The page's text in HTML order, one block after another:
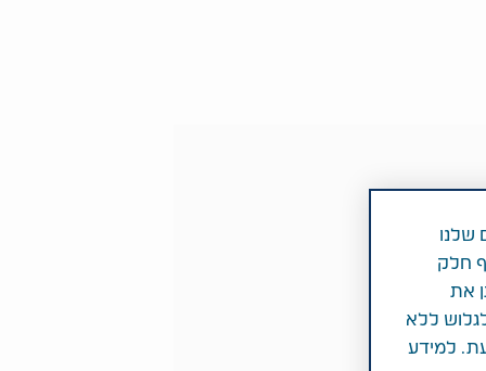
שלנו
חלק
את
ללא
למידע